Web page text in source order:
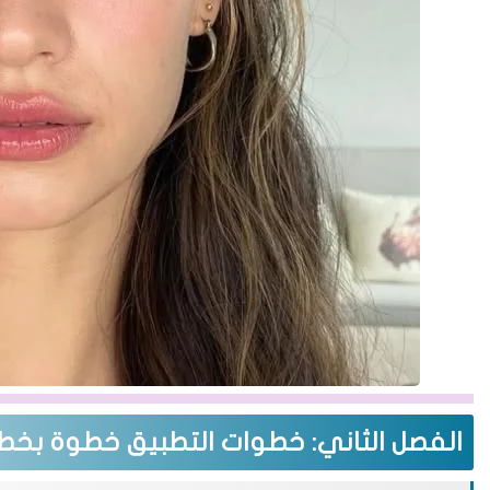
الفصل الثاني: خطوات التطبيق خطوة